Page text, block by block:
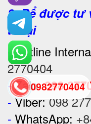
2. Để được tư
thoại
- Hotline
2770404
- Zalo:098
- Viber: 098
- WhatsApp:
0982770404